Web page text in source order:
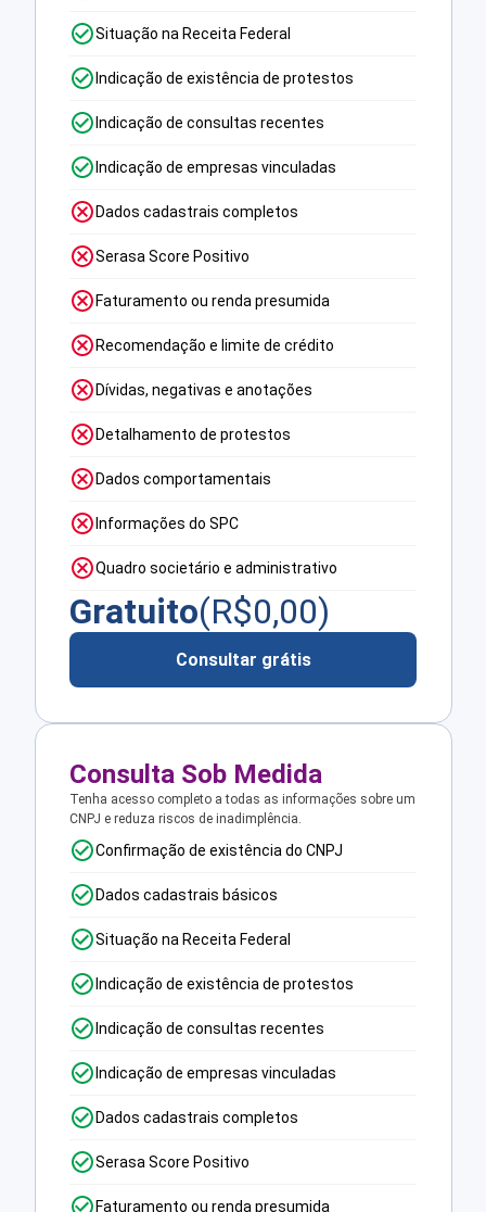
Situação na Receita Federal
Indicação de existência de protestos
Indicação de consultas recentes
Indicação de empresas vinculadas
Dados cadastrais completos
Serasa Score Positivo
Faturamento ou renda presumida
Recomendação e limite de crédito
Dívidas, negativas e anotações
Detalhamento de protestos
Dados comportamentais
Informações do SPC
Quadro societário e administrativo
Gratuito(R$0,00)
Consultar grátis
Consulta Sob Medida
Tenha acesso completo a todas as informações sobre um
CNPJ e reduza riscos de inadimplência.
Confirmação de existência do CNPJ
Dados cadastrais básicos
Situação na Receita Federal
Indicação de existência de protestos
Indicação de consultas recentes
Indicação de empresas vinculadas
Dados cadastrais completos
Serasa Score Positivo
Faturamento ou renda presumida